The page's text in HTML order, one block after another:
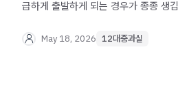
급하게 출발하게 되는 경우가 종종 생
출발하다가 다치게 만드는 것을 이른바
May 18, 2026 12대중과실